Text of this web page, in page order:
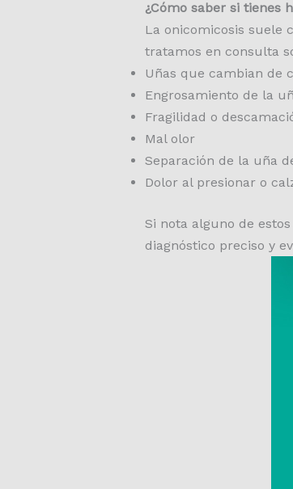
¿Cómo saber si tienes
La onicomicosis suele
tratamos en consulta
Uñas que cambian de
Engrosamiento de la
Fragilidad o
Mal olor
Separación de la uña
Dolor al presionar o
Si nota alguno de
diagnóstico preciso y